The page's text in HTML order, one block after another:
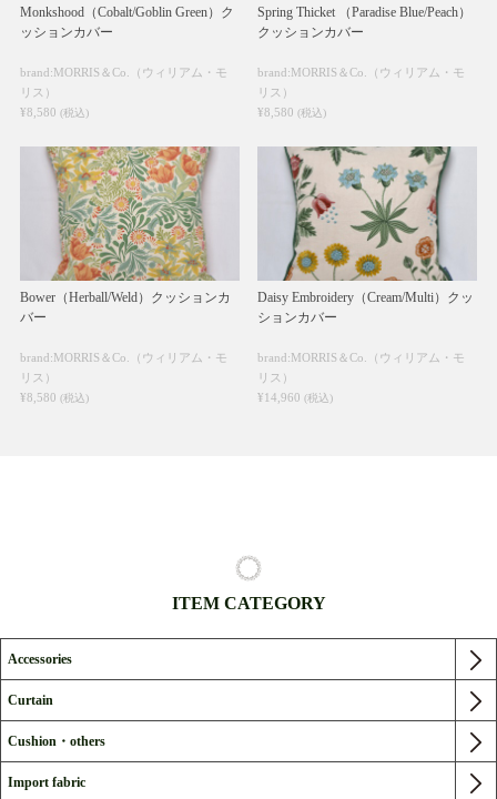
Monkshood（Cobalt/Goblin Green）ク
ッションカバー
brand:MORRIS＆Co.（ウィリアム・モ
リス）
¥8,580 (税込)
Spring Thicket （Paradise Blue/Peach）
クッションカバー
brand:MORRIS＆Co.（ウィリアム・モ
リス）
¥8,580(税込)
Bower（Herball/Weld）クッションカ
バー
brand:MORRIS＆Co.（ウィリアム・モ
リス）
¥8,580 (税込)
Daisy Embroidery（Cream/Multi）クッ
ションカバー
brand:MORRIS＆Co.（ウィリアム・モ
リス）
¥14,960(税込)
ITEM CATEGORY
Accessories
Curtain
Cushion・others
Import fabric